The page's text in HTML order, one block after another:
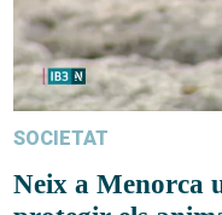
SOCIETAT
Neix a Menorca